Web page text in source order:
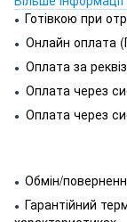
● Готівкою при
● Онлайн оплата
● Оплата за
● Оплата через
● Оплата через
● Обмін/
● Гарантійний